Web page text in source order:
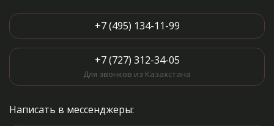
+7 (495) 134-11-99
+7 (727) 312-34-05
Для звонков из Казахстана
Написать в мессенджеры: